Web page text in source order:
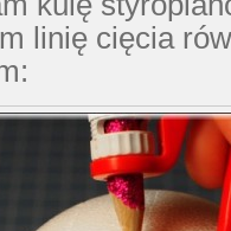
linię cięcia